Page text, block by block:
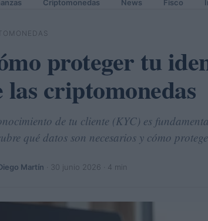
Criptomonedas News Fisco
proteger tu
las criptomonedas
de tu cliente (KYC) es
qué datos son necesarios y cómo
Martín 30 junio 2026 · 4 min